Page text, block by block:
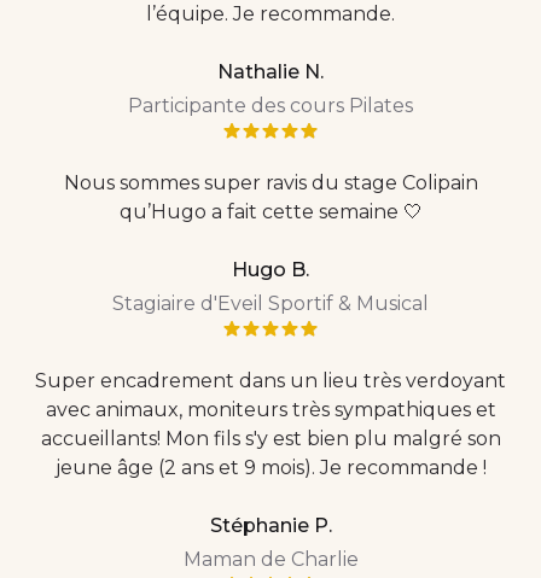
l’équipe. Je recommande.
Nathalie N.
Participante des cours Pilates
Nous sommes super ravis du stage Colipain
qu’Hugo a fait cette semaine 🤍
Hugo B.
Stagiaire d'Eveil Sportif & Musical
Super encadrement dans un lieu très verdoyant
avec animaux, moniteurs très sympathiques et
accueillants! Mon fils s'y est bien plu malgré son
jeune âge (2 ans et 9 mois). Je recommande !
Stéphanie P.
Maman de Charlie